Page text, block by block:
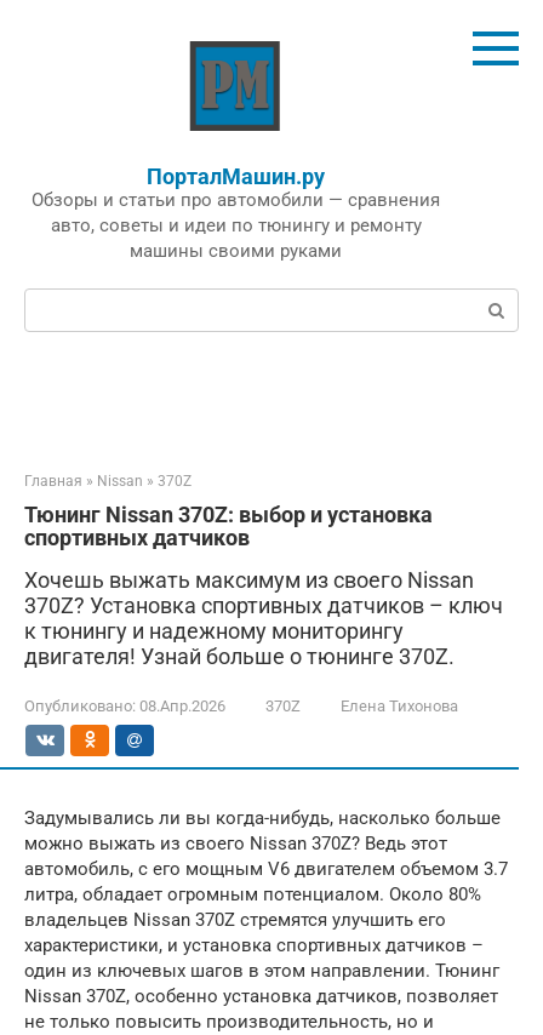
ПорталМашин.ру
Обзоры и статьи про автомобили — сравнения
авто, советы и идеи по тюнингу и ремонту
машины своими руками
Поиск:
Главная » Nissan » 370Z
Тюнинг Nissan 370Z: выбор и установка
спортивных датчиков
Хочешь выжать максимум из своего Nissan
370Z? Установка спортивных датчиков – ключ
к тюнингу и надежному мониторингу
двигателя! Узнай больше о тюнинге 370Z.
Опубликовано: 08.Апр.2026 370Z Елена Тихонова
Задумывались ли вы когда-нибудь, насколько больше
можно выжать из своего Nissan 370Z? Ведь этот
автомобиль, с его мощным V6 двигателем объемом 3.7
литра, обладает огромным потенциалом. Около 80%
владельцев Nissan 370Z стремятся улучшить его
характеристики, и установка спортивных датчиков –
один из ключевых шагов в этом направлении. Тюнинг
Nissan 370Z, особенно установка датчиков, позволяет
не только повысить производительность, но и